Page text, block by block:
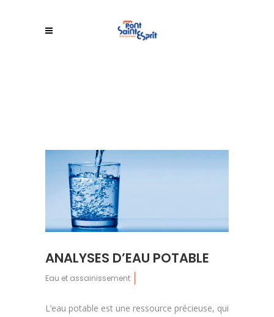
ANALYSES D’EAU POTABLE
Eau et assainissement
L’eau potable est une ressource précieuse, qui